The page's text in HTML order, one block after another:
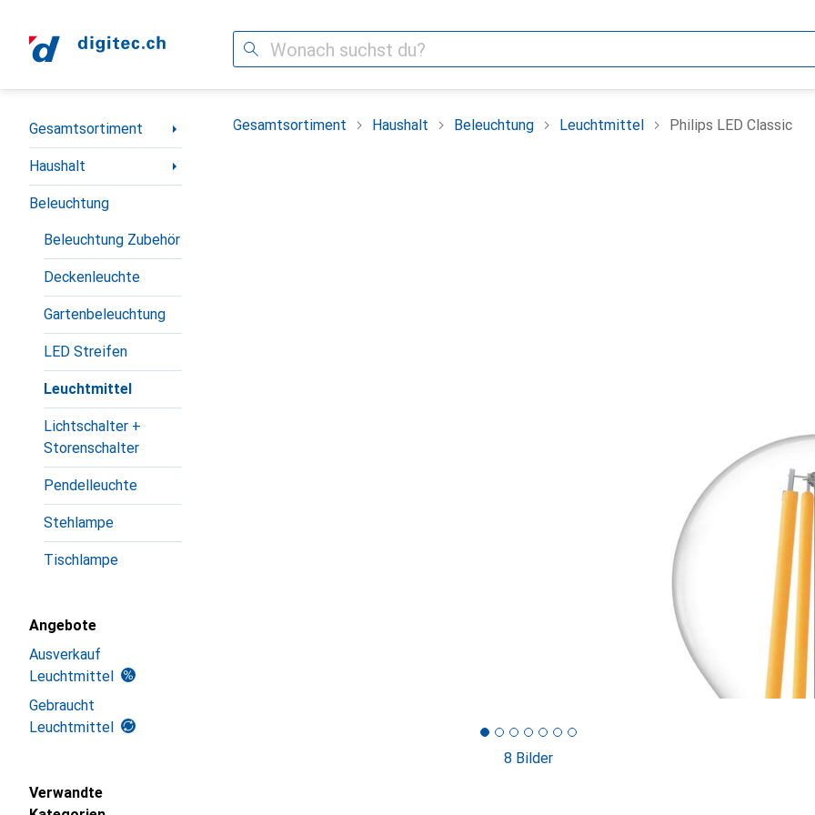
Suche
Navigation nach Kategorien
Gesamtsortiment
Haushalt
Beleuchtung
Beleuchtung Zubehör
Deckenleuchte
Gartenbeleuchtung
LED Streifen
Leuchtmittel
Lichtschalter +
Storenschalter
Pendelleuchte
Stehlampe
Tischlampe
Angebote
Ausverkauf
Leuchtmittel
Gebraucht
Leuchtmittel
Verwandte
Gesamtsortiment Haushalt Beleuchtung Leuchtmittel Philips LED Classic
8 Bilder